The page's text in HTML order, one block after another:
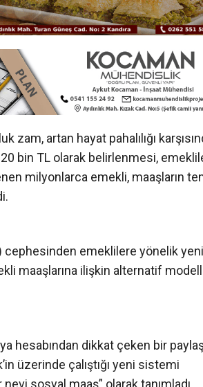
zam, artan hayat pahalılığı
20 bin TL olarak belirlenmesi,
milyonlarca emekli, maaşların
cephesinden emeklilere yönelik yeni
maaşlarına ilişkin alternatif
hesabından dikkat çeken bir
üzerinde çalıştığı yeni sistemi